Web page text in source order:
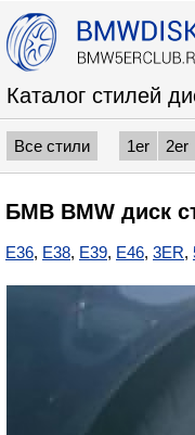
Каталог стилей
Все стили 1er 2er
БМВ BMW диск
E36, E38, E39, E46, 3ER,